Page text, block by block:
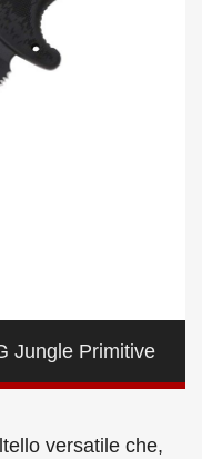
Jungle Primitive
versatile che,